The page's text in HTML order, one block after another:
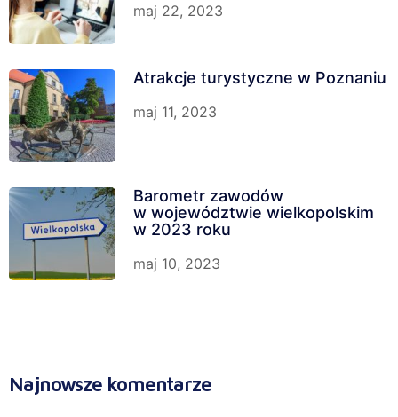
maj 22, 2023
Atrakcje turystyczne w Poznaniu
maj 11, 2023
Barometr zawodów
w województwie wielkopolskim
w 2023 roku
maj 10, 2023
Najnowsze komentarze